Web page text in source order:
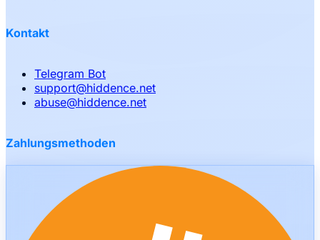
Kontakt
Telegram Bot
support@hiddence.net
abuse@hiddence.net
Zahlungsmethoden